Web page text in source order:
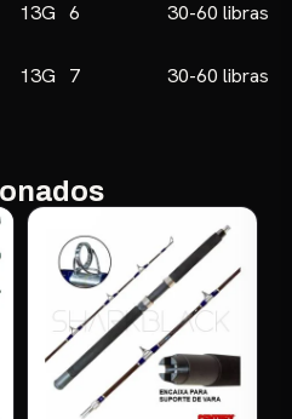
13G 6
30-60 libras
13G 7 30-60 libras